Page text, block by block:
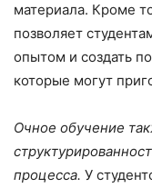
материала. Кроме
позволяет
опытом и создать
которые могут
Очное обучение
процесса. У